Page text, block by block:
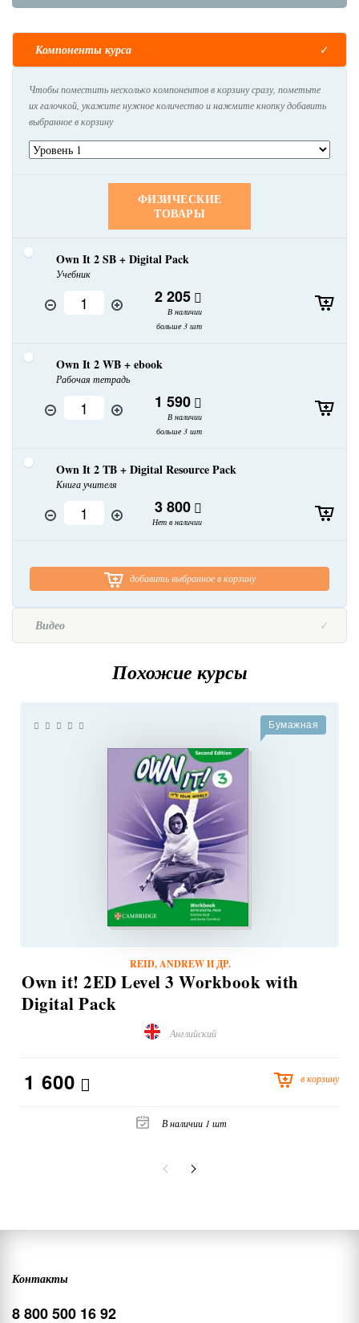
Компоненты курса
Чтобы поместить несколько компонентов в корзину сразу, пометьте
их галочкой, укажите нужное количество и нажмите кнопку добавить
выбранное в корзину
ФИЗИЧЕСКИЕ
ТОВАРЫ
Own It 2 SB + Digital Pack
Учебник
2 205
В наличии
больше 3 шт
Own It 2 WB + ebook
Рабочая тетрадь
1 590
В наличии
больше 3 шт
Own It 2 TB + Digital Resource Pack
Книга учителя
3 800
Нет в наличии
добавить выбранное в корзину
Видео
Похожие курсы
Бумажная
REID, ANDREW И ДР.
Own it! 2ED Level 3 Workbook with
Digital Pack
Английский
1 600 в корзину
В наличии 1 шт
Контакты
8 800 500 16 92